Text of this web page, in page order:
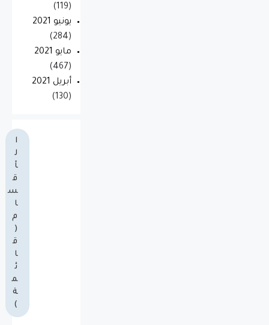
(119)
يونيو 2021
(284)
مايو 2021
(467)
أبريل 2021
(130)
ا
ل
أ
ق
س
ا
م
(
ق
ا
ئ
م
ة
)